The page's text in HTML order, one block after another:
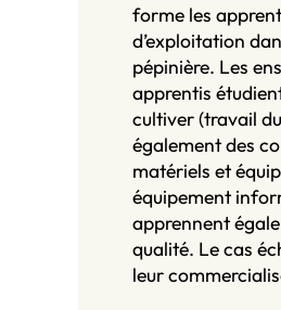
forme les
d’exploitation
pépinière. Les
apprentis
cultiver (travail
également des
matériels et
équipement
apprennent
qualité. Le cas
leur